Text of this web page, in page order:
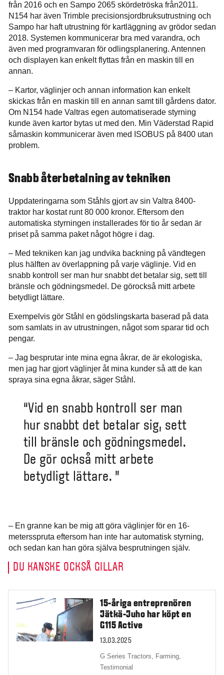
från 2016 och en Sampo 2065 skördetröska från2011.
N154 har även Trimble precisionsjordbruksutrustning och
Sampo har haft utrustning för kartläggning av grödor sedan
2018. Systemen kommunicerar bra med varandra, och
även med programvaran för odlingsplanering. Antennen
och displayen kan enkelt flyttas från en maskin till en
annan.
– Kartor, väglinjer och annan information kan enkelt
skickas från en maskin till en annan samt till gårdens dator.
Om N154 hade Valtras egen automatiserade styrning
kunde även kartor bytas ut med den. Min Väderstad Rapid
såmaskin kommunicerar även med ISOBUS på 8400 utan
problem.
Snabb återbetalning av tekniken
Uppdateringarna som Ståhls gjort av sin Valtra 8400-
traktor har kostat runt 80 000 kronor. Eftersom den
automatiska styrningen installerades för tio år sedan är
priset på samma paket något högre i dag.
– Med tekniken kan jag undvika backning på vändtegen
plus hälften av överlappning på varje väglinje. Vid en
snabb kontroll ser man hur snabbt det betalar sig, sett till
bränsle och gödningsmedel. De görockså mitt arbete
betydligt lättare.
Exempelvis gör Ståhl en gödslingskarta baserad på data
som samlats in av utrustningen, något som sparar tid och
pengar.
– Jag besprutar inte mina egna åkrar, de är ekologiska,
men jag har gjort väglinjer åt mina kunder så att de kan
spraya sina egna åkrar, säger Ståhl.
“Vid en snabb kontroll ser man
hur snabbt det betalar sig, sett
till bränsle och gödningsmedel.
De gör också mitt arbete
betydligt lättare. ”
– En granne kan be mig att göra väglinjer för en 16-
metersspruta eftersom han inte har automatisk styrning,
och sedan kan han göra själva besprutningen själv.
DU KANSKE OCKSÅ GILLAR
15-åriga entreprenören
Jätkä-Juho har köpt en
G115 Active
13.03.2025
G Series Tractors,
Farming,
Testimonial